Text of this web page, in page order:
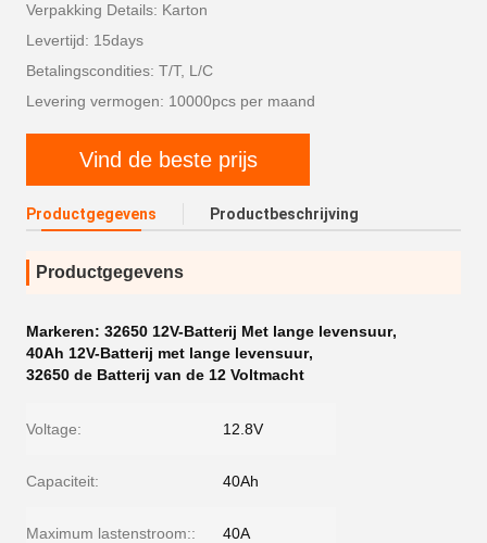
Verpakking Details: Karton
Levertijd: 15days
Betalingscondities: T/T, L/C
Levering vermogen: 10000pcs per maand
Vind de beste prijs
Productgegevens Productbeschrijving
Productgegevens
Markeren: 32650 12V-Batterij Met lange levensuur,
40Ah 12V-Batterij met lange levensuur,
32650 de Batterij van de 12 Voltmacht
Voltage: 12.8V
Capaciteit: 40Ah
Maximum lastenstroom:: 40A